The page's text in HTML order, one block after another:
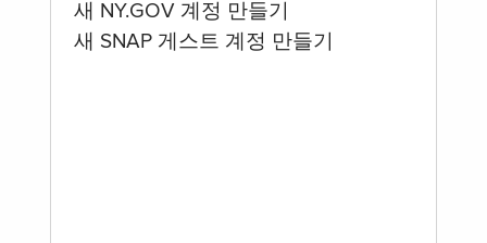
새 NY.GOV 계정 만들기
새 SNAP 게스트 계정 만들기